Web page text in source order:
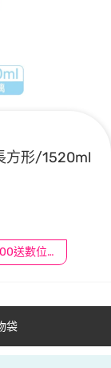
方形/1520ml
滿$100送數位印花
袋